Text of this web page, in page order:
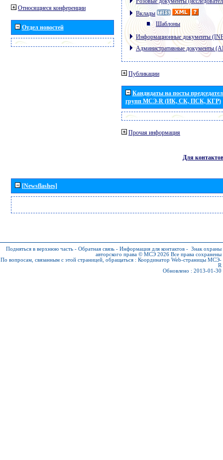
Относящиеся конференции
Отдел новостей
Вклады
Шаблоны
Информационные документы
Административные документы
Публикации
Кандидаты на посты
групп МСЭ-R (ИК, СК, ПСК, КГР)
Прочая информация
Для контактов
[Newsflashes]
Подняться в верхнюю часть - Обратная связь - Информация для контактов - Знак охраны
авторского права © МСЭ 2026 Все права сохранены
По вопросам, связанным с этой страницей, обращаться : Координатор Web-страницы МСЭ-
R
Обновлено : 2013-01-30